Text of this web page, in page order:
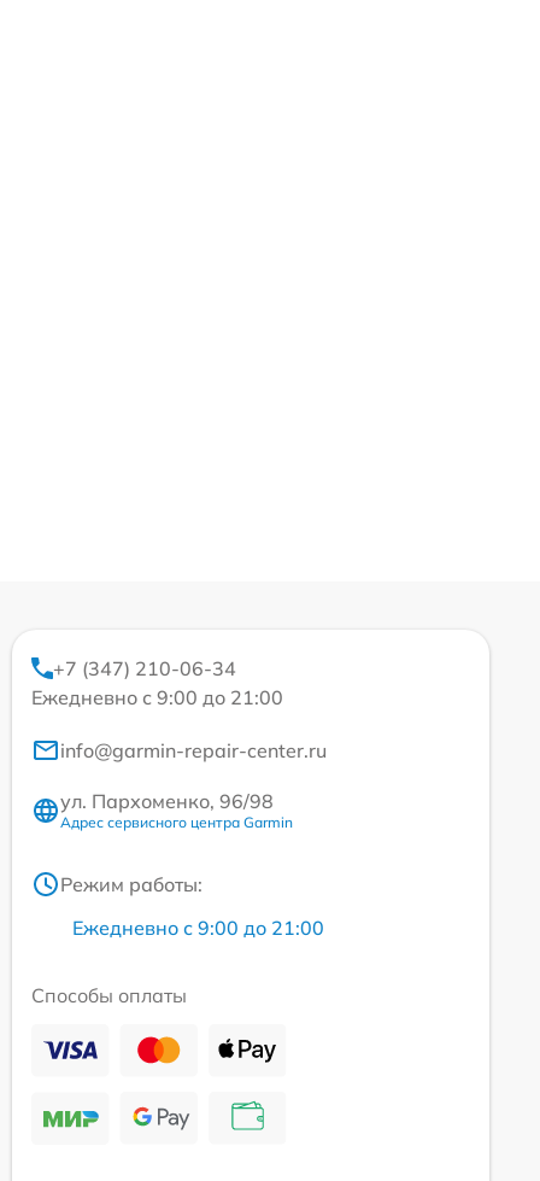
+7 (347) 210-06-34
Ежедневно с 9:00 до 21:00
info@garmin-repair-center.ru
ул. Пархоменко, 96/98
Адрес сервисного центра Garmin
Режим работы:
Ежедневно с 9:00 до 21:00
Способы оплаты